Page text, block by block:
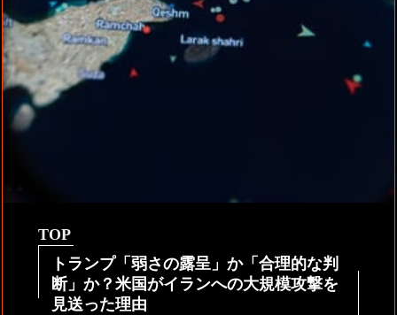
TOP
トランプ「弱さの露呈」か「合理的な判
断」か？米国がイランへの大規模攻撃を
見送った理由